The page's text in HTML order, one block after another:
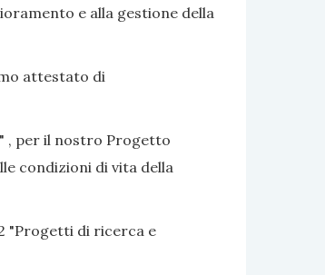
e alla gestione della
attestato di
, per il nostro Progetto
condizioni di vita della
"Progetti di ricerca e